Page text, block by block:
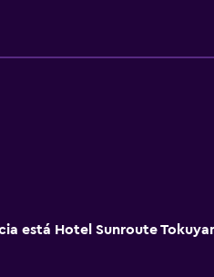
está Hotel Sunroute